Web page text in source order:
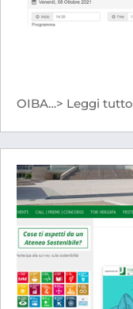
OIBA…> Leggi tutto